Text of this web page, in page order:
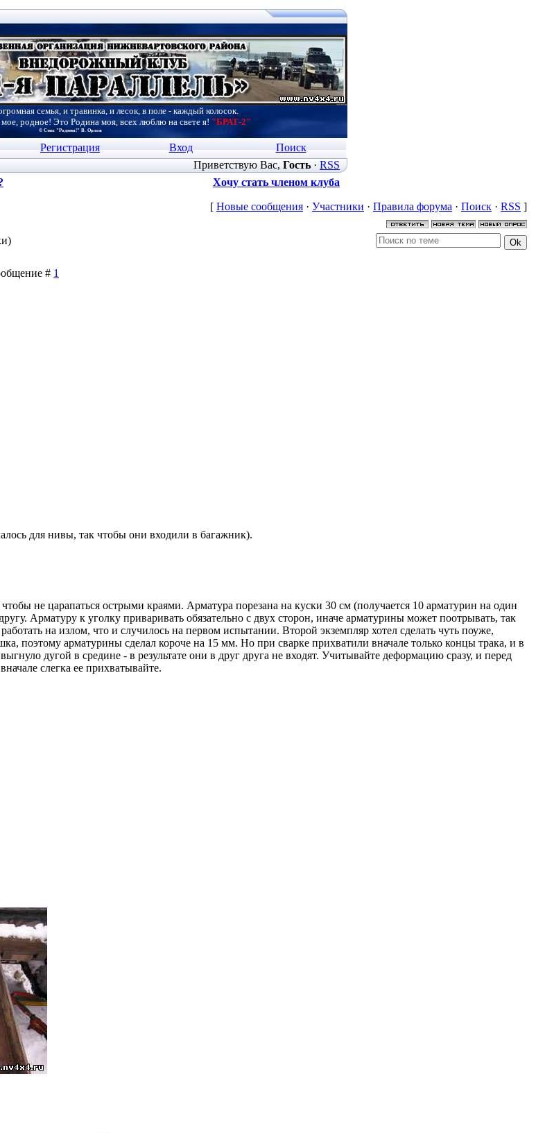
семья, и травинка, и лесок, в поле - каждый колосок.
мое, родное! Это Родина моя, всех люблю на свете я! "БРАТ-2"
© Стих "Родина!" В. Орлов
Регистрация Вход
Поиск
Приветствую Вас, Гость· RSS
Хочу стать членом клуба
[ Новые сообщения · Участники · Правила форума · Поиск · RSS ]
# 1
для нивы, так чтобы они входили в багажник).
не царапаться острыми краями. Арматура порезана на куски 30 см (получается 10 арматурин на один
Арматуру к уголку приваривать обязательно с двух сторон, иначе арматурины может поотрывать, так
на излом, что и случилось на первом испытании. Второй экземпляр хотел сделать чуть поуже,
поэтому арматурины сделал короче на 15 мм. Но при сварке прихватили вначале только концы трака, и в
дугой в средине - в результате они в друг друга не входят. Учитывайте деформацию сразу, и перед
слегка ее прихватывайте.